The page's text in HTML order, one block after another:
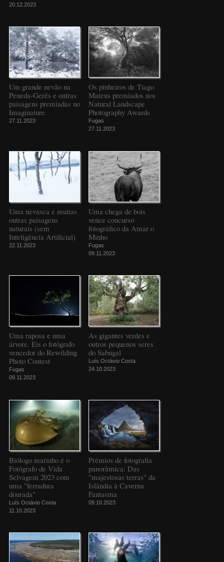
20.12.2023
Um grande nevão na
Peneda-Gerês e outras
paisagens premiadas no
Imaginature
27.11.2023
Os pinheiros de Tiago
Mateus premiados nos
Natural Landscape
Photography Awards
Fugas
27.11.2023
Uma nevasca e muitas
outras paisagens
naturais (sem
Inteligência Artificial)
22.11.2023
Uma chega de bois
vence concurso
fotográfico da Amar o
Minho
Fugas
09.11.2023
Uma raposa e uma
árvore. Eis o fotógrafo
vencedor do Rewilding
Photo Contest
Fugas
09.11.2023
As gigantes verdes e
outros pequenos seres
do Sabugal
Luís Octávio Costa
24.10.2023
Biólogo marinho é o
Fotógrafo de Vida
Selvagem 2023 com
uma "ferradura
dourada"
Luís Octávio Costa
11.10.2023
Prémios de fotografia
panorâmica: Das
"majestosas terras" da
Islândia à Caverna
Fantasma
09.10.2023